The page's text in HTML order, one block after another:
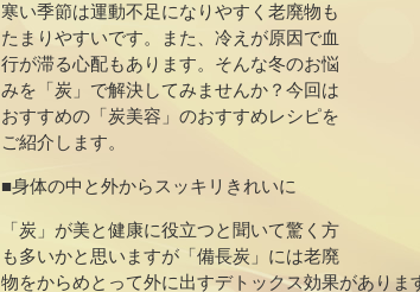
寒い季節は運動不足になりやすく老廃物も
たまりやすいです。また、冷えが原因で血
行が滞る心配もあります。そんな冬のお悩
みを「炭」で解決してみませんか？今回は
おすすめの「炭美容」のおすすめレシピを
ご紹介します。
■身体の中と外からスッキリきれいに
「炭」が美と健康に役立つと聞いて驚く方
も多いかと思いますが「備長炭」には老廃
物をからめとって外に出すデトックス効果があり